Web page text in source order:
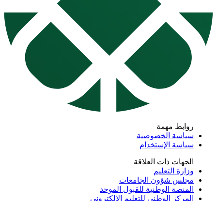
روابط مهمة
سياسة الخصوصية
سياسة الإستخدام
الجهات ذات العلاقة
وزارة التعليم
مجلس شؤون الجامعات
المنصة الوطنية للقبول الموحد
المركز الوطني للتعليم الإلكتروني